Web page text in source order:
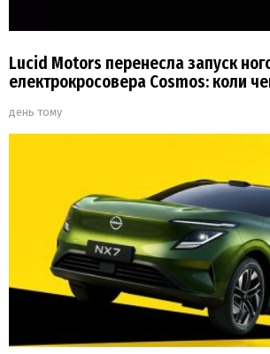
Lucid Motors перенесла запуск
електрокросовера Cosmos: коли
день тому